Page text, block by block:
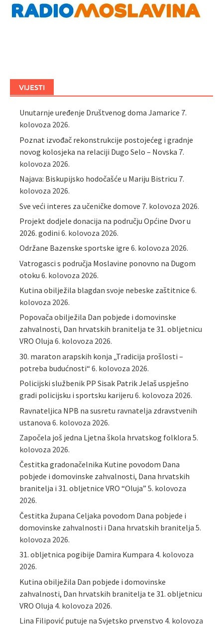
VIJESTI
Unutarnje uređenje Društvenog doma Jamarice 7.
kolovoza 2026.
Poznat izvođač rekonstrukcije postojećeg i gradnje
novog kolosjeka na relaciji Dugo Selo – Novska 7.
kolovoza 2026.
Najava: Biskupijsko hodočašće u Mariju Bistricu 7.
kolovoza 2026.
Sve veći interes za učeničke domove 7. kolovoza 2026.
Projekt dodjele donacija na području Općine Dvor u
2026. godini 6. kolovoza 2026.
Održane Bazenske sportske igre 6. kolovoza 2026.
Vatrogasci s područja Moslavine ponovno na Dugom
otoku 6. kolovoza 2026.
Kutina obilježila blagdan svoje nebeske zaštitnice 6.
kolovoza 2026.
Popovača obilježila Dan pobjede i domovinske
zahvalnosti, Dan hrvatskih branitelja te 31. obljetnicu
VRO Oluja 6. kolovoza 2026.
30. maraton arapskih konja „Tradicija prošlosti –
potreba budućnosti“ 6. kolovoza 2026.
Policijski službenik PP Sisak Patrik Jelaš uspješno
gradi policijsku i sportsku karijeru 6. kolovoza 2026.
Ravnateljica NPB na susretu ravnatelja zdravstvenih
ustanova 6. kolovoza 2026.
Započela još jedna Ljetna škola hrvatskog folklora 5.
kolovoza 2026.
Čestitka gradonačelnika Kutine povodom Dana
pobjede i domovinske zahvalnosti, Dana hrvatskih
branitelja i 31. obljetnice VRO “Oluja” 5. kolovoza
2026.
Čestitka župana Celjaka povodom Dana pobjede i
domovinske zahvalnosti i Dana hrvatskih branitelja 5.
kolovoza 2026.
31. obljetnica pogibije Damira Kumpara 4. kolovoza
2026.
Kutina obilježila Dan pobjede i domovinske
zahvalnosti, Dan hrvatskih branitelja te 31. obljetnicu
VRO Oluja 4. kolovoza 2026.
Lina Filipović putuje na Svjetsko prvenstvo 4. kolovoza